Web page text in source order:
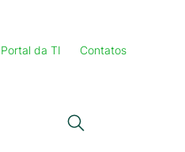
Portal da TI Contatos